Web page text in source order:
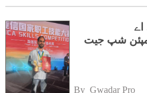
شپ جیت
By Gwadar Pro